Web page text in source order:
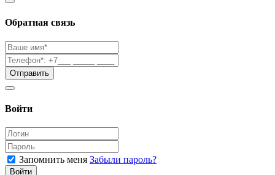
Обратная связь
Войти
Запомнить меня Забыли пароль?